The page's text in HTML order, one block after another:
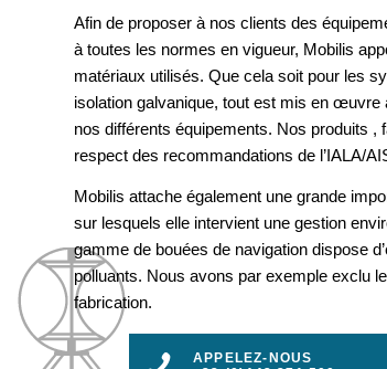
Afin de proposer à nos clients des
à toutes les normes en vigueur, Mobilis
matériaux utilisés. Que cela soit pour les
isolation galvanique, tout est mis en œuvre
nos différents équipements. Nos produits
respect des recommandations de l’IALA/
Mobilis attache également une grande
sur lesquels elle intervient une gestion
gamme de bouées de navigation dispose
polluants. Nous avons par exemple exclu
fabrication.
APPELEZ-NOUS